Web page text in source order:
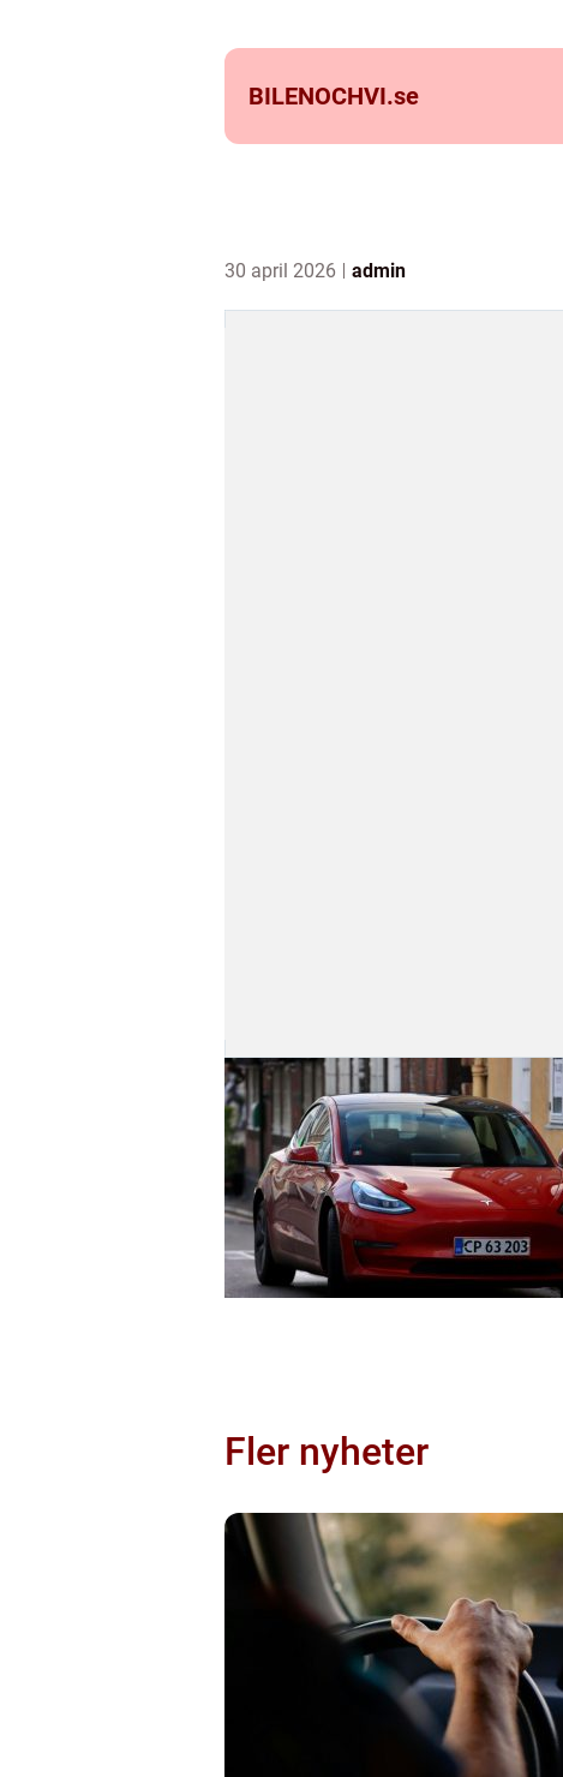
BILENOCHVI.se
30 april 2026 admin
Fler nyheter